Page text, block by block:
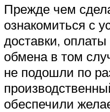
Прежде чем
ознакомиться с
доставки,
обмена в том
не подошли по
обеспечили